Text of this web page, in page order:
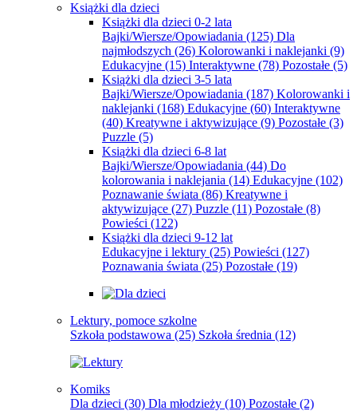
Książki dla dzieci
Książki dla dzieci 0-2 lata
Bajki/Wiersze/Opowiadania (125) Dla
najmłodszych (26) Kolorowanki i naklejanki (9)
Edukacyjne (15) Interaktywne (78) Pozostałe (5)
Książki dla dzieci 3-5 lata
Bajki/Wiersze/Opowiadania (187) Kolorowanki i
naklejanki (168) Edukacyjne (60) Interaktywne
(40) Kreatywne i aktywizujące (9) Pozostałe (3)
Puzzle (5)
Książki dla dzieci 6-8 lat
Bajki/Wiersze/Opowiadania (44) Do
kolorowania i naklejania (14) Edukacyjne (102)
Poznawanie świata (86) Kreatywne i
aktywizujące (27) Puzzle (11) Pozostałe (8)
Powieści (122)
Książki dla dzieci 9-12 lat
Edukacyjne i lektury (25) Powieści (127)
Poznawania świata (25) Pozostałe (19)
Lektury, pomoce szkolne
Szkoła podstawowa (25) Szkoła średnia (12)
Komiks
Dla dzieci (30) Dla młodzieży (10) Pozostałe (2)